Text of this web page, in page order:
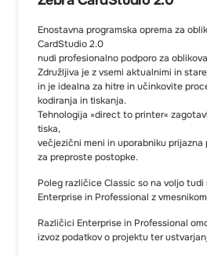
Enostavna programska oprema za
CardStudio 2.0
nudi profesionalno podporo za
Združljiva je z vsemi aktualnimi in
in je idealna za hitre in učinkovite
kodiranja in tiskanja.
Tehnologija »direct to printer«
tiska,
večjezični meni in uporabniku prijazna
za preproste postopke.
Poleg različice Classic so na voljo
Enterprise in Professional z
Različici Enterprise in Professional
izvoz podatkov o projektu ter